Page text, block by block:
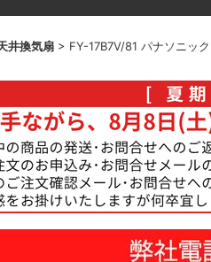
井換気扇 > FY-17B7V/81 パナソニッ